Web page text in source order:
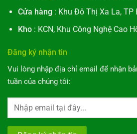
Cửa hàng : Khu Đô Thị Xa La, TP
Kho: KCN, Khu Công Nghệ Cao
Đăng ký nhận tin
Vui lòng nhập địa chỉ email để nhận
tuần của chúng tôi: